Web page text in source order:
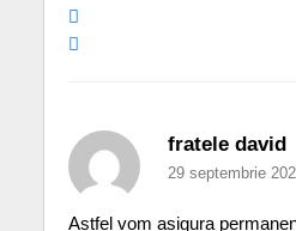
fratele david
29 septembrie
Astfel vom asigura